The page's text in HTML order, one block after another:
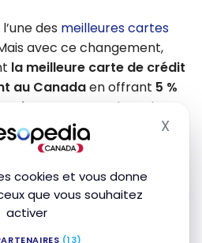
cookies et vous donne
que vous souhaitez
activer
(13)
X
des meilleures cartes
avec ce changement,
la meilleure carte de crédit
au Canadaen offrant 5 %
, restaurants, bars, les
les achats dans les
cartes-cadeaux